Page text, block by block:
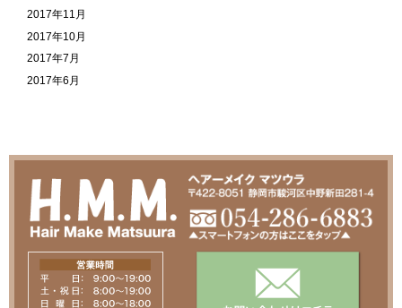
2017年11月
2017年10月
2017年7月
2017年6月